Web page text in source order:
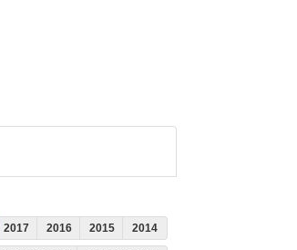
2017 2016 2015 2014